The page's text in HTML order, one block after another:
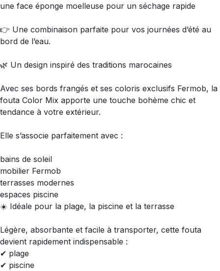
une face éponge moelleuse pour un séchage rapide
👉 Une combinaison parfaite pour vos journées d’été au
bord de l’eau.
🌿 Un design inspiré des traditions marocaines
Avec ses bords frangés et ses coloris exclusifs Fermob, la
fouta Color Mix apporte une touche bohème chic et
tendance à votre extérieur.
Elle s’associe parfaitement avec :
bains de soleil
mobilier Fermob
terrasses modernes
espaces piscine
☀️ Idéale pour la plage, la piscine et la terrasse
Légère, absorbante et facile à transporter, cette fouta
devient rapidement indispensable :
✔ plage
✔ piscine